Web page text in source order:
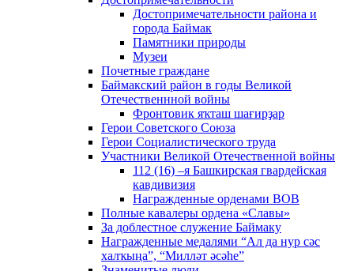
Достопримечательности района и
города Баймак
Памятники природы
Музеи
Почетные граждане
Баймакский район в годы Великой
Отечественнной войны
Фронтовик яҡташ шағирҙар
Герои Советского Союза
Герои Социалистического труда
Участники Великой Отечественной войны
112 (16) –я Башкирская гвардейская
кавдивизия
Награжденные орденами ВОВ
Полные кавалеры ордена «Славы»
За доблестное служение Баймаку
Награжденные медалями “Ал да нур сәс
халҡыңа”, “Милләт әсәһе”